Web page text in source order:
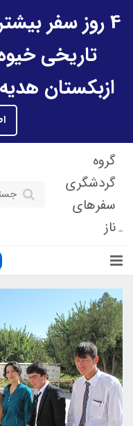
4 روز سفر
تاریخی
ازبکستان
گروه
گردشگری
سفرهای
ناز